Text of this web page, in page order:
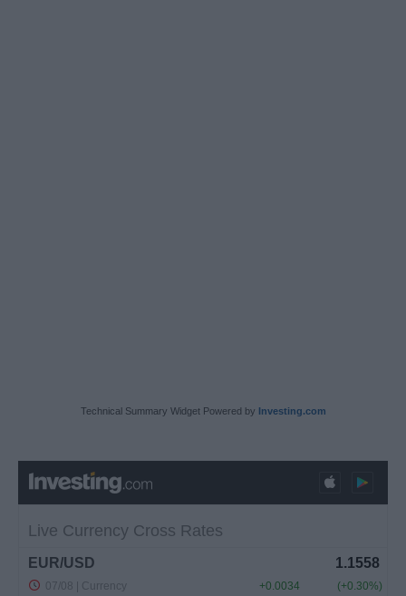
Technical Summary Widget Powered by Investing.com